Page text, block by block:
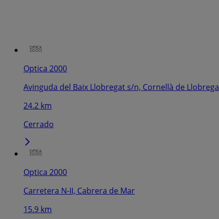
Optica 2000
Avinguda del Baix Llobregat s/n, Cornellà de
24.2 km
Cerrado
Optica 2000
Carretera N-II, Cabrera de Mar
15.9 km